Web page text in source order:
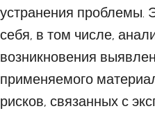
устранения проблемы.
себя, в том числе,
возникновения
применяемого
рисков, связанных с